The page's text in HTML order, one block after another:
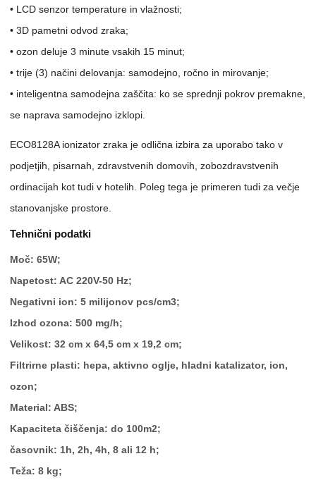
• LCD senzor temperature in vlažnosti;
• 3D pametni odvod zraka;
• ozon deluje 3 minute vsakih 15 minut;
• trije (3) načini delovanja: samodejno, ročno in mirovanje;
• inteligentna samodejna zaščita: ko se sprednji pokrov premakne,
se naprava samodejno izklopi.
ECO8128A ionizator zraka je odlična izbira za uporabo tako v
podjetjih, pisarnah, zdravstvenih domovih, zobozdravstvenih
ordinacijah kot tudi v hotelih. Poleg tega je primeren tudi za večje
stanovanjske prostore.
Tehnični podatki
Moč: 65W;
Napetost: AC 220V-50 Hz;
Negativni ion: 5 milijonov pcs/cm3;
Izhod ozona: 500 mg/h;
Velikost: 32 cm x 64,5 cm x 19,2 cm;
Filtrirne plasti: hepa, aktivno oglje, hladni katalizator, ion,
ozon;
Material: ABS;
Kapaciteta čiščenja: do 100m2;
časovnik: 1h, 2h, 4h, 8 ali 12 h;
Teža: 8 kg;